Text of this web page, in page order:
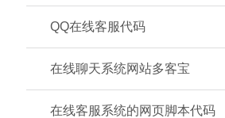
QQ在线客服代码
在线聊天系统网站多客宝
在线客服系统的网页脚本代码